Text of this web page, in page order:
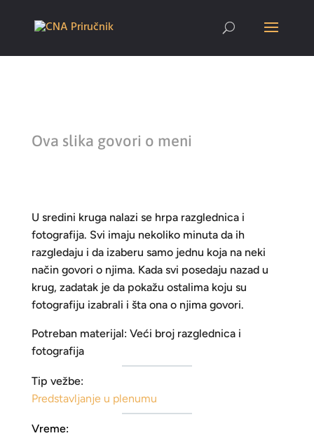
Ova slika govori o meni
U sredini kruga nalazi se hrpa razglednica i
fotografija. Svi imaju nekoliko minuta da ih
razgledaju i da izaberu samo jednu koja na neki
način govori o njima. Kada svi posedaju nazad u
krug, zadatak je da pokažu ostalima koju su
fotografiju izabrali i šta ona o njima govori.
Potreban materijal: Veći broj razglednica i
fotografija
Tip vežbe:
Predstavljanje u plenumu
Vreme: